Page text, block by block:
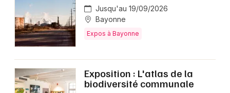
Jusqu'au 19/09/2026
Bayonne
Expos à Bayonne
Exposition : L'atlas de la
biodiversité communale